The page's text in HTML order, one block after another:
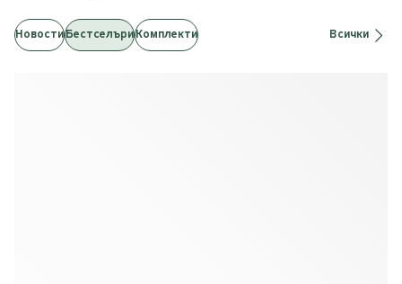
НовостиБестселъри Комплекти Всички